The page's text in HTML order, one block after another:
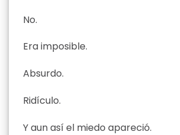
No.
Era imposible.
Absurdo.
Ridículo.
Y aun así el miedo apareció.